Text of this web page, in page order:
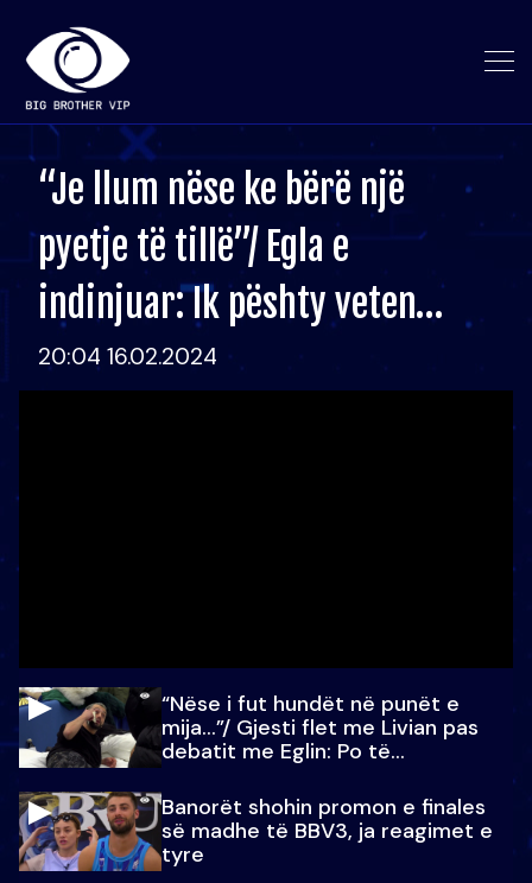
“Je llum nëse ke bërë një
pyetje të tillë”/ Egla e
indinjuar: Ik pështy veten…
20:04 16.02.2024
“Nëse i fut hundët në punët e
mija…”/ Gjesti flet me Livian pas
debatit me Eglin: Po të
Banorët shohin promon e finales
së madhe të BBV3, ja reagimet e
tyre